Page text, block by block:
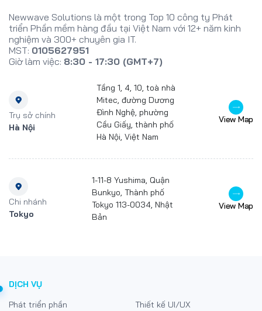
Newwave Solutions là một trong Top 10 công ty Phát
triển Phần mềm hàng đầu tại Việt Nam với 12+ năm kinh
nghiệm và 300+ chuyên gia IT.
MST: 0105627951
Giờ làm việc: 8:30 - 17:30 (GMT+7)
Trụ sở chính
Hà Nội
Tầng 1, 4, 10, toà nhà
Mitec, đường Dương
Đình Nghệ, phường
Cầu Giấy, thành phố
Hà Nội, Việt Nam
View Map
Chi nhánh
Tokyo
1-11-8 Yushima, Quận
Bunkyo, Thành phố
Tokyo 113-0034, Nhật
Bản
View Map
DỊCH VỤ
Phát triển phần
Thiết kế UI/UX